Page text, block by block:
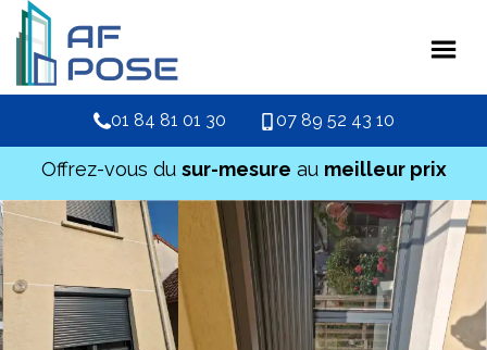
01 84 81 01 30 07 89 52 43 10
Offrez-vous du sur-mesure au meilleur prix